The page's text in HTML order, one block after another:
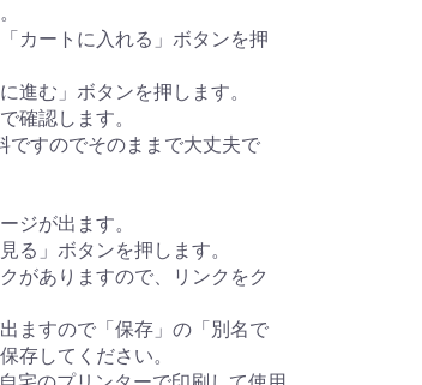
カートに入れる」ボタンを押
む」ボタンを押します。
確認します。
ですのでそのままで大丈夫で
ジが出ます。
る」ボタンを押します。
がありますので、リンクをク
ますので「保存」の「別名で
存してください。